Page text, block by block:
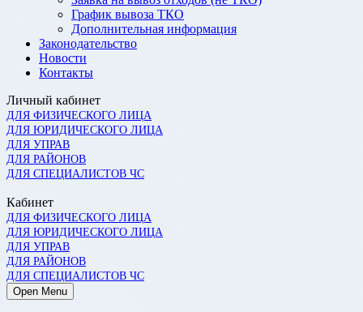
График вывоза ТКО
Дополнительная информация
Законодательство
Новости
Контакты
Личный кабинет
ДЛЯ ФИЗИЧЕСКОГО ЛИЦА
ДЛЯ ЮРИДИЧЕСКОГО ЛИЦА
ДЛЯ УПРАВ
ДЛЯ РАЙОНОВ
ДЛЯ СПЕЦИАЛИСТОВ ЧС
Кабинет
ДЛЯ ФИЗИЧЕСКОГО ЛИЦА
ДЛЯ ЮРИДИЧЕСКОГО ЛИЦА
ДЛЯ УПРАВ
ДЛЯ РАЙОНОВ
ДЛЯ СПЕЦИАЛИСТОВ ЧС
Open Menu